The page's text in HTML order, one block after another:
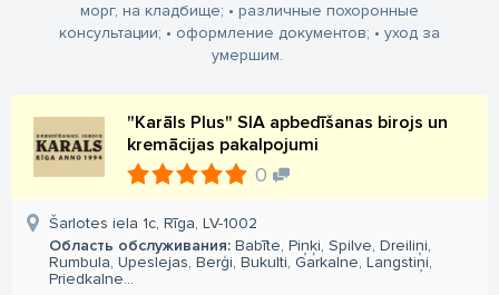
морг, на кладбище; • различные похоронные
консультации; • оформление документов; • уход за
умершим.
"Karāls Plus" SIA apbedīšanas birojs un
kremācijas pakalpojumi
0
Šarlotes iela 1c, Rīga, LV-1002
Область обслуживания: Babīte, Piņķi, Spilve, Dreiliņi,
Rumbula, Upeslejas, Berģi, Bukulti, Garkalne, Langstiņi,
Priedkalne...